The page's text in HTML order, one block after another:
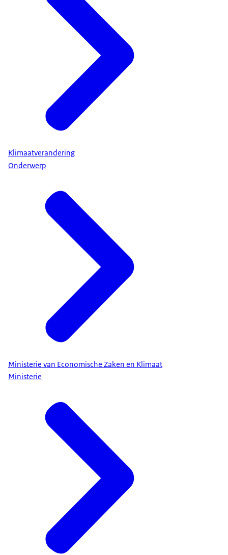
Klimaatverandering
Onderwerp
Ministerie van Economische Zaken en Klimaat
Ministerie